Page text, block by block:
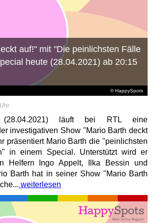
© HappySpots
auf!" mit "Die peinlichsten Fälle
heute (28.04.2021) ab 20:15
(28.04.2021) läuft bei RTL eine
investigativen Show "Mario Barth deckt
präsentiert Mario Barth die "peinlichsten
in einem Special. Unterstützt wird er
Helfern Ingo Appelt, Ilka Bessin und
Barth hat in seiner Show "Mario Barth
weiterlesen